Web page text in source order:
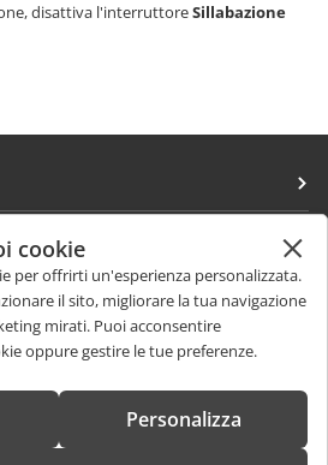
disattiva l'interruttoreSillabazione
cookie
per offrirti un'esperienza personalizzata.
il sito, migliorare la tua navigazione
mirati. Puoi acconsentire
oppure gestire le tue preferenze.
Personalizza